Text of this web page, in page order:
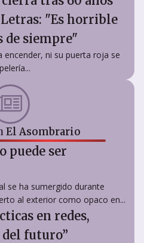
"Es horrible
de siempre"
encender, ni su puerta roja se
El Asombrario
puede ser
se ha sumergido durante
al exterior como opaco en...
en redes,
futuro”